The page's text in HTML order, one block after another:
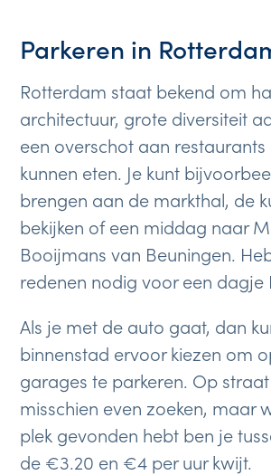
Parkeren in
Rotterdam staat bekend om
architectuur, grote diversiteit
een overschot aan
kunnen eten. Je kunt
brengen aan de markthal, de
bekijken of een middag naar
Booijmans van Beuningen.
redenen nodig voor een dagje
Als je met de auto gaat, dan
binnenstad ervoor kiezen om
garages te parkeren. Op
misschien even zoeken, maar
plek gevonden hebt ben je
de €3.20 en €4 per uur kwijt.